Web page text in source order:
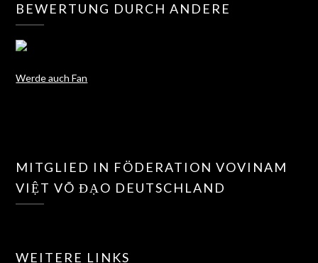
BEWERTUNG DURCH ANDERE
Werde auch Fan
MITGLIED IN FÖDERATION VOVINAM
VIỆT VÕ ĐẠO DEUTSCHLAND
WEITERE LINKS